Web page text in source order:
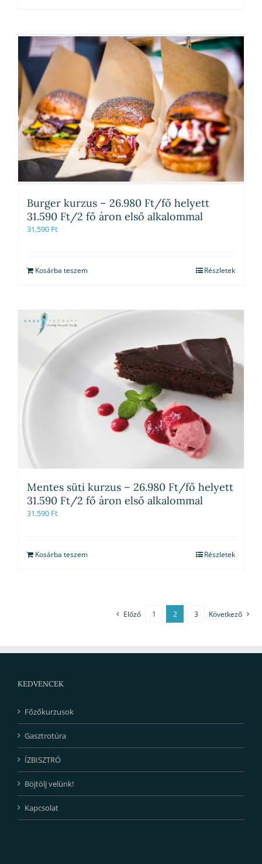
Burger kurzus – 26.980 Ft/fő helyett
31.590 Ft/2 fő áron első alkalommal
31,590 Ft
Kosárba teszem Részletek
Mentes süti kurzus – 26.980 Ft/fő helyett
31.590 Ft/2 fő áron első alkalommal
31,590 Ft
Kosárba teszem Részletek
Előző 1 2 3 Következő
KEDVENCEK
Főzőkurzusok
Gasztrotúra
ÍZBISZTRÓ
Böjtölj velünk!
Kapcsolat